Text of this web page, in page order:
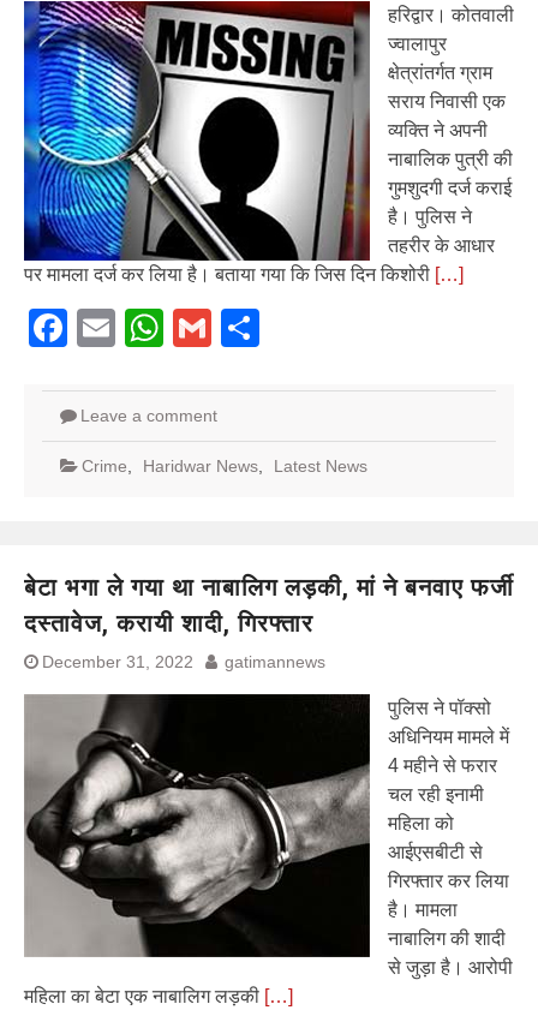
हरिद्वार। कोतवाली
ज्वालापुर
क्षेत्रांतर्गत ग्राम
सराय निवासी एक
व्यक्ति ने अपनी
नाबालिक पुत्री की
गुमशुदगी दर्ज कराई
है। पुलिस ने
तहरीर के आधार
पर मामला दर्ज कर लिया है। बताया गया कि जिस दिन किशोरी […]
Facebook
EmailWhatsApp
Gmail
Leave a comment
Crime Haridwar News Latest News
बेटा भगा ले गया था नाबालिग लड़की, मां ने बनवाए फर्जी
दस्तावेज, करायी शादी, गिरफ्तार
December 31, 2022 gatimannews
पुलिस ने पॉक्सो
अधिनियम मामले में
4 महीने से फरार
चल रही इनामी
महिला को
आईएसबीटी से
गिरफ्तार कर लिया
है। मामला
नाबालिग की शादी
से जुड़ा है। आरोपी
महिला का बेटा एक नाबालिग लड़की […]